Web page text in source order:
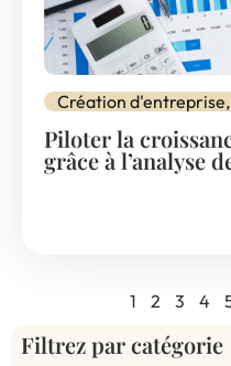
Création d'entreprise,
Piloter la
grâce à l’analyse
1 2 3 4
Filtrez par catégorie